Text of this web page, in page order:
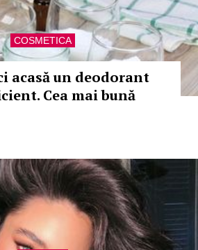
COSMETICA
acasă un deodorant
Cea mai bună